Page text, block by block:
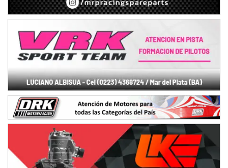
Ciudad de Avellaneda (Asfalto)
Avellaneda (Santa Fe)
SUR SANTAFESINO - F4
José Samuel Sánchez (Tierra)
Rufino (Santa Fe)
TUCUMANO - F5
Juan Navarro (Asfalto)
El Timbó (Tucumán)